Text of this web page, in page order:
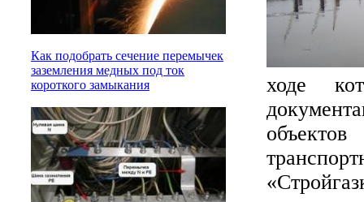
Как подобрать сечение перемычек
заземления медных под ток
короткого замыкания
ходе